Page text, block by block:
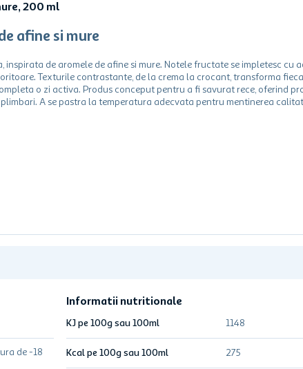
200 ml
afine si mure
de aromele de afine si mure. Notele fructate se impletesc cu
Texturile contrastante, de la crema la crocant, transforma
o zi activa. Produs conceput pentru a fi savurat rece, oferind
A se pastra la temperatura adecvata pentru mentinerea
de -18
Informatii nutritionale
KJ pe 100g sau 100ml 1148
Kcal pe 100g sau 100ml 275